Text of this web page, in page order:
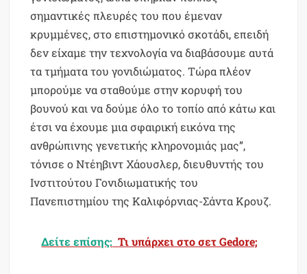
σημαντικές πλευρές του που έμεναν
κρυμμένες, στο επιστημονικό σκοτάδι, επειδή
δεν είχαμε την τεχνολογία να διαβάσουμε αυτά
τα τμήματα του γονιδιώματος. Τώρα πλέον
μπορούμε να σταθούμε στην κορυφή του
βουνού και να δούμε όλο το τοπίο από κάτω και
έτσι να έχουμε μια σφαιρική εικόνα της
ανθρώπινης γενετικής κληρονομιάς μας”,
τόνισε ο Ντέηβιντ Χάουσλερ, διευθυντής του
Ινστιτούτου Γονιδιωματικής του
Πανεπιστημίου της Καλιφόρνιας-Σάντα Κρουζ.
Δείτε επίσης: Τι υπάρχει στο σετ Gedore;